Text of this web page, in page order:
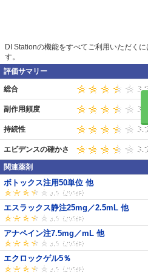
DI Stationの機能をすべてご利用いただくに
す。
評価サマリー
総合
副作用頻度
持続性
エビデンスの確かさ
関連薬剤
ボトックス注用50単位 他
エスラックス静注25mg／2.5mL 他
アナペイン注7.5mg／mL 他
エクロックゲル5％